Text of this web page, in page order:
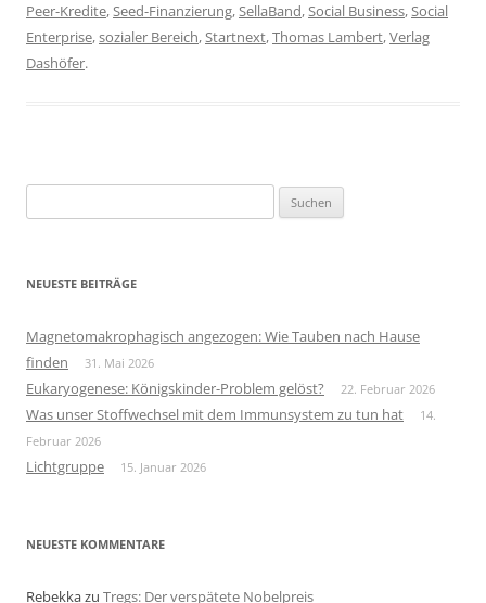
Peer-Kredite,Seed-Finanzierung,SellaBand,Social Business,Social
Enterprise,sozialer Bereich,Startnext,Thomas Lambert,Verlag
Dashöfer.
nach:
NEUESTE BEITRÄGE
Magnetomakrophagisch angezogen: Wie Tauben nach Hause
finden
31. Mai 2026
Eukaryogenese: Königskinder-Problem gelöst? 22. Februar 2026
Was unser Stoffwechsel mit dem Immunsystem zu tun hat
14.
Februar 2026
Lichtgruppe 15. Januar 2026
NEUESTE KOMMENTARE
Rebekkazu Tregs: Der verspätete Nobelpreis